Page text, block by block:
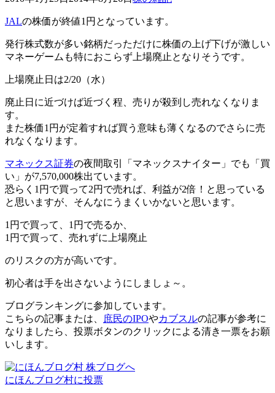
JALの株価が終値1円となっています。
発行株式数が多い銘柄だっただけに株価の上げ下げが激しい
マネーゲームも特におこらず上場廃止となりそうです。
上場廃止日は2/20（水）
廃止日に近づけば近づく程、売りが殺到し売れなくなりま
す。
また株価1円が定着すれば買う意味も薄くなるのでさらに売
れなくなります。
マネックス証券の夜間取引「マネックスナイター」でも「買
い」が7,570,000株出ています。
恐らく1円で買って2円で売れば、利益が2倍！と思っている
と思いますが、そんなにうまくいかないと思います。
1円で買って、1円で売るか、
1円で買って、売れずに上場廃止
のリスクの方が高いです。
初心者は手を出さないようにしましょ～。
ブログランキングに参加しています。
こちらの記事または、
庶民のIPOやカブスルの記事が参考に
なりましたら、投票ボタンのクリックによる清き一票をお願
いします。
にほんブログ村に投票